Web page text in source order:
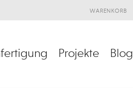
Blog
Projekte
warenkorb